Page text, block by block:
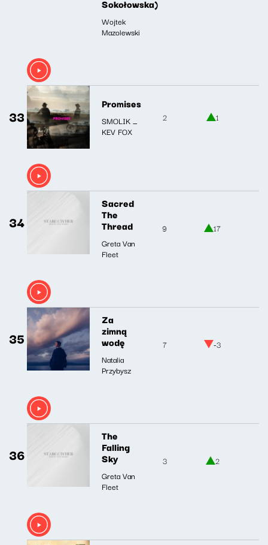
Sokołowska)
Wojtek
Mazolewski
33
Promises
SMOLIK _
KEV FOX
2 1
34
Sacred
The
Thread
Greta Van
Fleet
9 17
35
Za
zimną
wodę
Natalia
Przybysz
7 -3
36
The
Falling
Sky
Greta Van
Fleet
3 2